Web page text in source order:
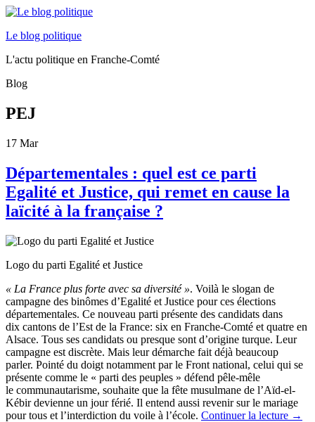
Le blog politique
L'actu politique en Franche-Comté
Blog
PEJ
17 Mar
Départementales : quel est ce parti
Egalité et Justice, qui remet en cause la
laïcité à la française ?
Logo du parti Egalité et Justice
« La France plus forte avec sa diversité ». Voilà le slogan de
campagne des binômes d’Egalité et Justice pour ces élections
départementales. Ce nouveau parti présente des candidats dans
dix cantons de l’Est de la France: six en Franche-Comté et quatre en
Alsace. Tous ses candidats ou presque sont d’origine turque. Leur
campagne est discrète. Mais leur démarche fait déjà beaucoup
parler. Pointé du doigt notamment par le Front national, celui qui se
présente comme le « parti des peuples » défend pêle-mêle
le communautarisme, souhaite que la fête musulmane de l’Aïd-el-
Kébir devienne un jour férié. Il entend aussi revenir sur le mariage
pour tous et l’interdiction du voile à l’école. Continuer la lecture →